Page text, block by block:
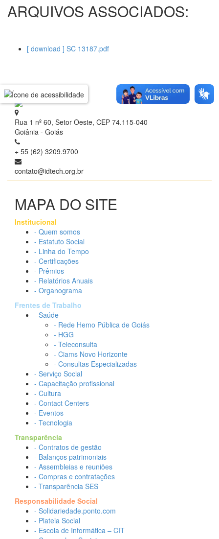
ARQUIVOS ASSOCIADOS:
[ download ] SC 13187.pdf
Rua 1 nº 60, Setor Oeste, CEP 74.115-040
Goiânia - Goiás
+ 55 (62) 3209.9700
contato@idtech.org.br
MAPA DO SITE
Institucional
- Quem somos
- Estatuto Social
- Linha do Tempo
- Certificações
- Prêmios
- Relatórios Anuais
- Organograma
Frentes de Trabalho
- Saúde
- Rede Hemo Pública de Goiás
- HGG
- Teleconsulta
- Ciams Novo Horizonte
- Consultas Especializadas
- Serviço Social
- Capacitação profissional
- Cultura
- Contact Centers
- Eventos
- Tecnologia
Transparência
- Contratos de gestão
- Balanços patrimoniais
- Assembleias e reuniões
- Compras e contratações
- Transparência SES
Responsabilidade Social
- Solidariedade.ponto.com
- Plateia Social
- Escola de Informática – CIT